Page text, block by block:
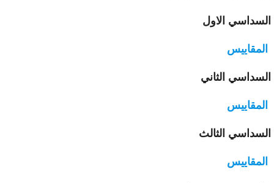
الاول
الثاني
الثالث